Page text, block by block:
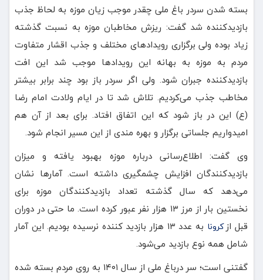
بسته شدن سردر باغ ملی چقدر موجب زیان موزه به لحاظ جذب
بازدیدکننده شد گفت: ریزش مخاطبان موزه به نسبت گذشته
زیاد بوده ولی برگزاری رویدادهای مختلف و جذب اقشار متفاوت
مردم به موزه به بهانه این رویدادها موجب شد این افت
بازدیدکننده جبران شود. ولی اگر سردر باز بود چند برابر بیشتر
مخاطب جذب می‌کردیم. تلاش شد تا در ایام ولادت امام رضا
(ع) این در باز شود که این اتفاق افتاد. برای بعد از آن هم
امیدواریم جلساتی برگزار و بهره مندی از این مسیر انجام شود.
وی گفت: اطلاع‌رسانی درباره موزه بهبود یافته و میزان
بازدیدکنندگان افزایش چشمگیری داشته است. آمارها نشان
می‌دهد که سال گذشته تعداد بازدیدکنندگان موزه برای
نخستین بار از مرز ۱۳ هزار نفر عبور کرده است. ما حتی در دوران
قبل از کرونا
به عدد ۱۳ هزار بازدید کننده نرسیده بودیم. این آمار
شامل همه نوع بازدید می‌شود.
گفتنی است؛ سر درباغ ملی از سال ۱۴۰۱ به روی مردم بسته شده